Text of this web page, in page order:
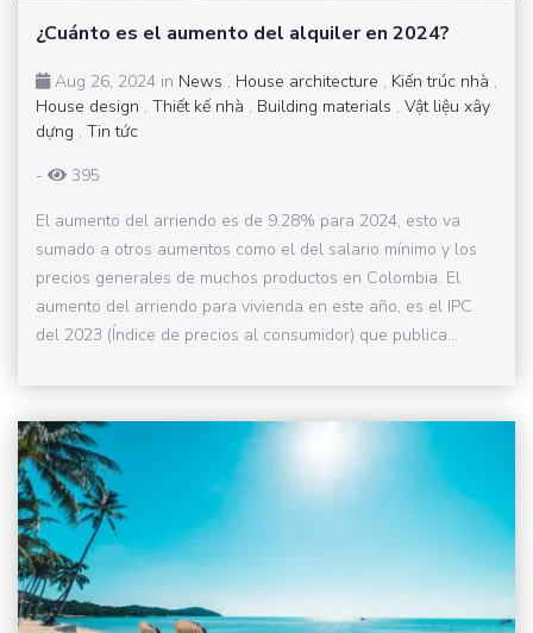
¿Cuánto es el aumento del alquiler en 2024?
Aug 26, 2024 in News , House architecture , Kiến trúc nhà ,
House design , Thiết kế nhà , Building materials , Vật liệu xây
dựng , Tin tức
-
395
El aumento del arriendo es de 9.28% para 2024, esto va
sumado a otros aumentos como el del salario mínimo y los
precios generales de muchos productos en Colombia. El
aumento del arriendo para vivienda en este año, es el IPC
del 2023 (Índice de precios al consumidor) que publica...